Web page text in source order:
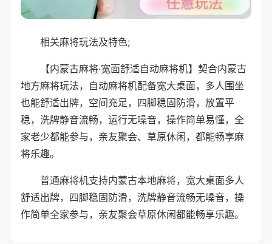
相关麻将玩法及特色;
【内蒙古麻将·宽面舒适自动麻将机】契合内蒙古
地方麻将玩法，自动麻将机配备宽大桌面，多人围坐
也能舒适出牌，空间充足，四脚稳固防滑，放置平
稳，洗牌静音流畅，运行无噪音，操作简单易懂，全
家老少都能参与，亲友聚会、草原休闲，都能畅享麻
将乐趣。
普通麻将机支持内蒙古本地麻将，宽大桌面多人
舒适出牌，四脚稳固防滑，洗牌静音流畅无噪音，操
作简单全家参与，亲友聚会草原休闲都能畅享乐趣。